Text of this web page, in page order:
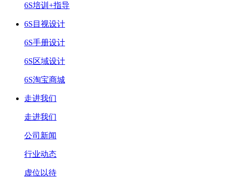
6S培训+指导
6S目视设计
6S手册设计
6S区域设计
6S淘宝商城
走进我们
走进我们
公司新闻
行业动态
虚位以待